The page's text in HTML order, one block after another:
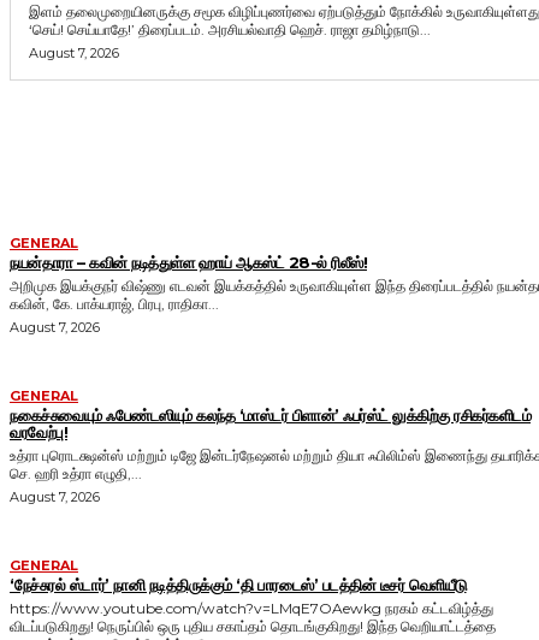
இளம் தலைமுறையினருக்கு சமூக விழிப்புணர்வை ஏற்படுத்தும் நோக்கில் உருவாகியுள்ளது
‘செய்! செய்யாதே!’ திரைப்படம். அரசியல்வாதி ஹெச். ராஜா தமிழ்நாடு...
August 7, 2026
GENERAL
நயன்தாரா – கவின் நடித்துள்ள ஹாய் ஆகஸ்ட் 28-ல் ரிலீஸ்!
அறிமுக இயக்குநர் விஷ்ணு எடவன் இயக்கத்தில் உருவாகியுள்ள இந்த திரைப்படத்தில்
கவின், கே. பாக்யராஜ், பிரபு, ராதிகா...
August 7, 2026
GENERAL
நகைச்சுவையும் ஃபேண்டஸியும் கலந்த ‘மாஸ்டர் பிளான்’ ஃபர்ஸ்ட் லுக்கிற்கு ரசிகர்களிடம்
வரவேற்பு!
உத்ரா புரொடக்ஷன்ஸ் மற்றும் டிஜே இன்டர்நேஷனல் மற்றும் தியா ஃபிலிம்ஸ் இணைந்து
செ. ஹரி உத்ரா எழுதி,...
August 7, 2026
GENERAL
‘நேச்சுரல் ஸ்டார்’ நானி நடித்திருக்கும் ‘தி பாரடைஸ்’ படத்தின் டீசர் வெளியீடு
https://www.youtube.com/watch?v=LMqE7OAewkg நரகம் கட்டவிழ்த்து
விடப்படுகிறது! நெருப்பில் ஒரு புதிய சகாப்தம் தொடங்குகிறது! இந்த வெறியாட்டத்தை